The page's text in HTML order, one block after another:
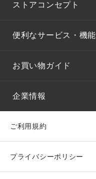
ストアコンセプト
便利なサービス・機能
お買い物ガイド
企業情報
ご利用規約
プライバシーポリシー